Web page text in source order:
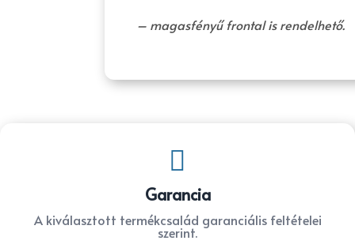
– magasfényű frontal is rendelhető.

Garancia
A kiválasztott termékcsalád garanciális feltételei
szerint.